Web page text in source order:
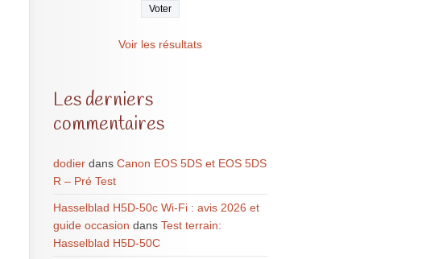
Voir les résultats
Les derniers
commentaires
dodierdans Canon EOS 5DS et EOS 5DS
R – Pré Test
Hasselblad H5D-50c Wi-Fi : avis 2026 et
guide occasion dans Test terrain:
Hasselblad H5D-50C